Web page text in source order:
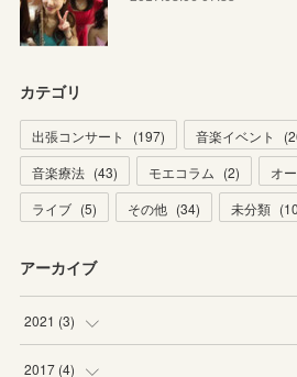
カテゴリ
出張コンサート (197) 音楽イベント (
音楽療法 (43) モエコラム (2) オ
ライブ (5) その他 (34) 未分類 (
アーカイブ
2021 (3)
( )
2017 (4)